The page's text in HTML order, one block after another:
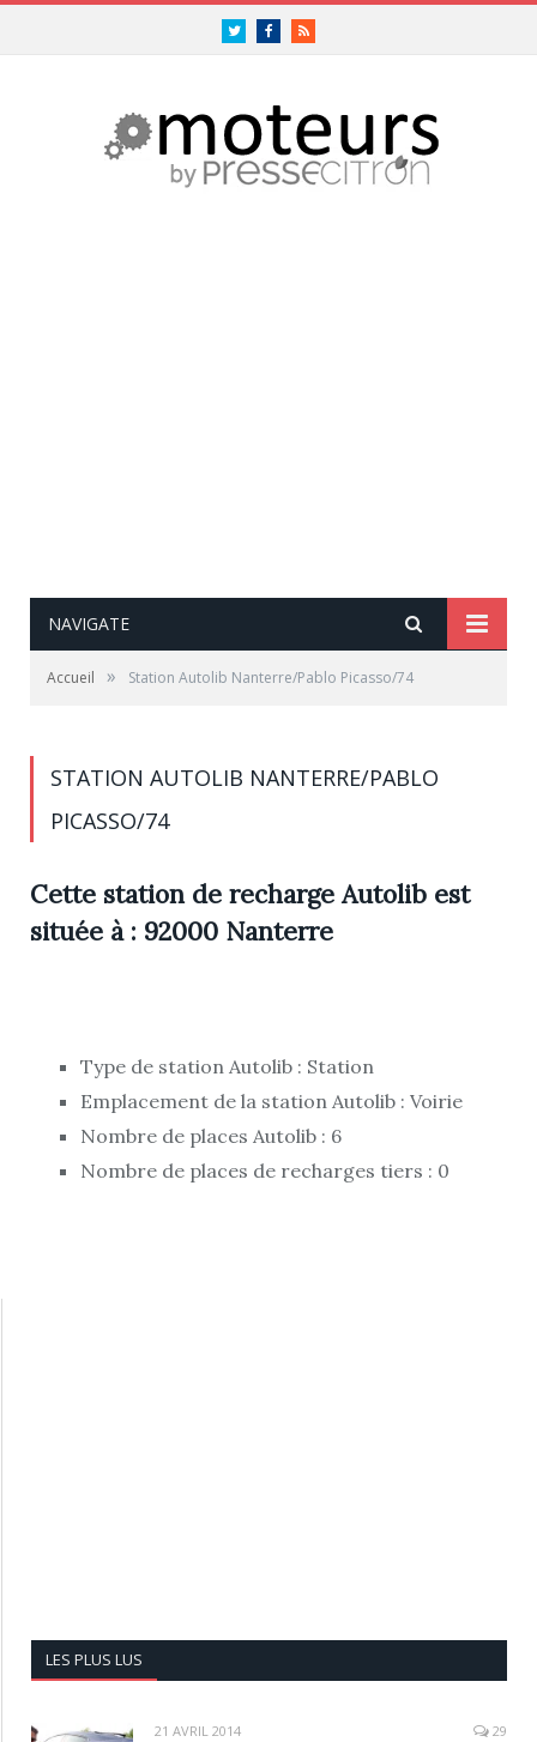
TwitterFacebookRSS
NAVIGATE
Accueil » Station Autolib Nanterre/Pablo Picasso/74
STATION AUTOLIB NANTERRE/PABLO
PICASSO/74
Cette station de recharge Autolib est
située à : 92000 Nanterre
Type de station Autolib : Station
Emplacement de la station Autolib : Voirie
Nombre de places Autolib : 6
Nombre de places de recharges tiers : 0
LES PLUS LUS
21 AVRIL 2014 29